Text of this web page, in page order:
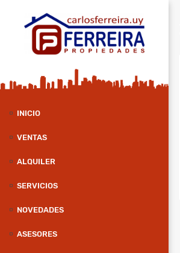
INICIO
VENTAS
ALQUILER
SERVICIOS
NOVEDADES
ASESORES